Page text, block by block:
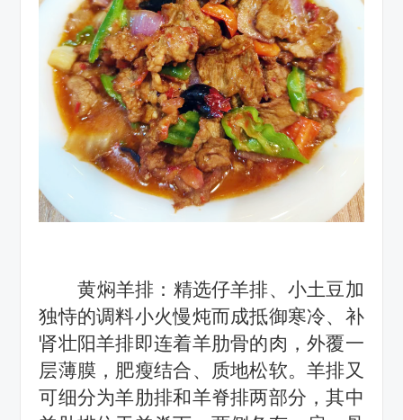
黄焖羊排： 精选仔羊排、 小土豆加
独恃的调料小火慢炖而成抵御寒冷、补
肾壮阳羊排即连着羊肋骨的肉，外覆一
层薄膜，肥瘦结合、质地松软。羊排又
可细分为羊肋排和羊脊排两部分，其中